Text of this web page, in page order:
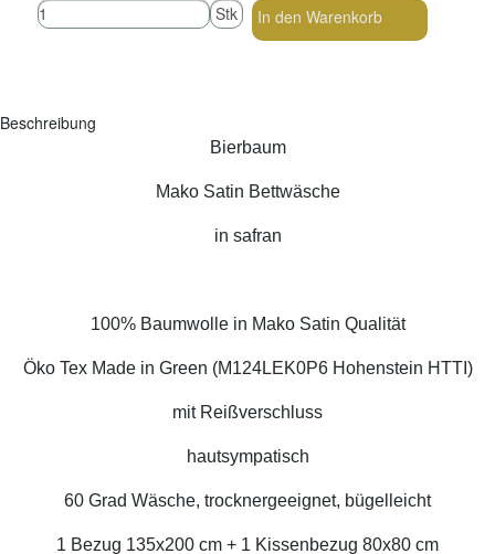
Stk In den Warenkorb
Beschreibung
Bierbaum
Mako Satin Bettwäsche
in safran
100% Baumwolle in Mako Satin Qualität
Öko Tex Made in Green (M124LEK0P6 Hohenstein HTTI)
mit Reißverschluss
hautsympatisch
60 Grad Wäsche, trocknergeeignet, bügelleicht
1 Bezug 135x200 cm + 1 Kissenbezug 80x80 cm